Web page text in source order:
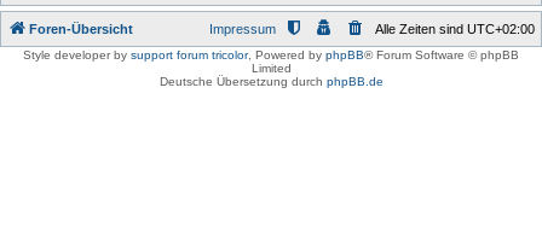
Foren-Übersicht Alle Zeiten sind UTC+02:00
Impressum
Style developer by support forum tricolor, Powered by phpBB® Forum Software © phpBB
Limited
Deutsche Übersetzung durch phpBB.de